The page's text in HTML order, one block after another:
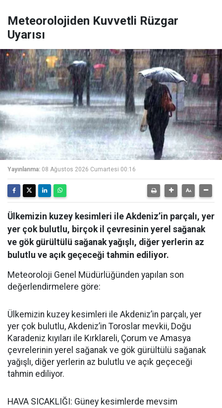
Meteorolojiden Kuvvetli Rüzgar
Uyarısı
Yayınlanma: 08 Ağustos 2026 Cumartesi 00:16
Ülkemizin kuzey kesimleri ile Akdeniz’in parçalı, yer
yer çok bulutlu, birçok il çevresinin yerel sağanak
ve gök gürültülü sağanak yağışlı, diğer yerlerin az
bulutlu ve açık geçeceği tahmin ediliyor.
Meteoroloji Genel Müdürlüğünden yapılan son
değerlendirmelere göre:
Ülkemizin kuzey kesimleri ile Akdeniz’in parçalı, yer
yer çok bulutlu, Akdeniz’in Toroslar mevkii, Doğu
Karadeniz kıyıları ile Kırklareli, Çorum ve Amasya
çevrelerinin yerel sağanak ve gök gürültülü sağanak
yağışlı, diğer yerlerin az bulutlu ve açık geçeceği
tahmin ediliyor.
HAVA SICAKLIĞI: Güney kesimlerde mevsim